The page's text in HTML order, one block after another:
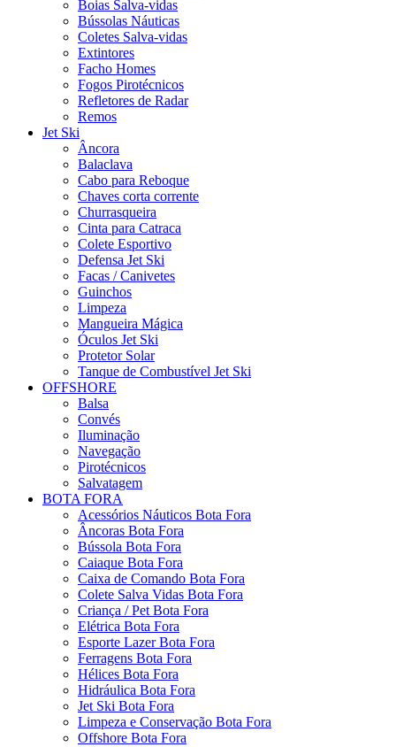
Boias Salva-vidas
Bússolas Náuticas
Coletes Salva-vidas
Extintores
Facho Homes
Fogos Pirotécnicos
Refletores de Radar
Remos
Jet Ski
Âncora
Balaclava
Cabo para Reboque
Chaves corta corrente
Churrasqueira
Cinta para Catraca
Colete Esportivo
Defensa Jet Ski
Facas / Canivetes
Guinchos
Limpeza
Mangueira Mágica
Óculos Jet Ski
Protetor Solar
Tanque de Combustível Jet Ski
OFFSHORE
Balsa
Convés
Iluminação
Navegação
Pirotécnicos
Salvatagem
BOTA FORA
Acessórios Náuticos Bota Fora
Âncoras Bota Fora
Bússola Bota Fora
Caiaque Bota Fora
Caixa de Comando Bota Fora
Colete Salva Vidas Bota Fora
Criança / Pet Bota Fora
Elétrica Bota Fora
Esporte Lazer Bota Fora
Ferragens Bota Fora
Hélices Bota Fora
Hidráulica Bota Fora
Jet Ski Bota Fora
Limpeza e Conservação Bota Fora
Offshore Bota Fora